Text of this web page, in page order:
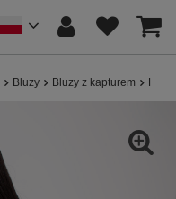
Bluzy Bluzy z kapturem